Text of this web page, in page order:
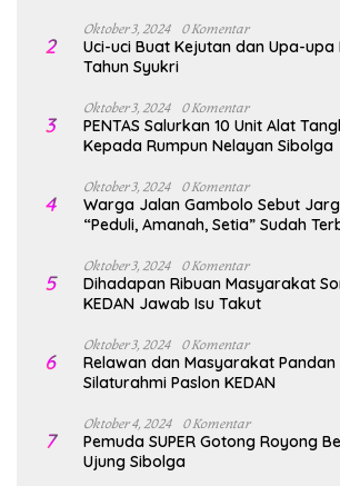
2
Oktober 3, 2024 0 Komentar
Uci-uci Buat Kejutan dan Upa-upa
Tahun Syukri
3
Oktober 3, 2024 0 Komentar
PENTAS Salurkan 10 Unit Alat
Kepada Rumpun Nelayan Sibolga
4
Oktober 3, 2024 0 Komentar
Warga Jalan Gambolo Sebut
“Peduli, Amanah, Setia” Sudah
5
Oktober 3, 2024 0 Komentar
Dihadapan Ribuan Masyarakat
KEDAN Jawab Isu Takut
6
Oktober 3, 2024 0 Komentar
Relawan dan Masyarakat Pandan
Silaturahmi Paslon KEDAN
7
Oktober 4, 2024 0 Komentar
Pemuda SUPER Gotong Royong
Ujung Sibolga